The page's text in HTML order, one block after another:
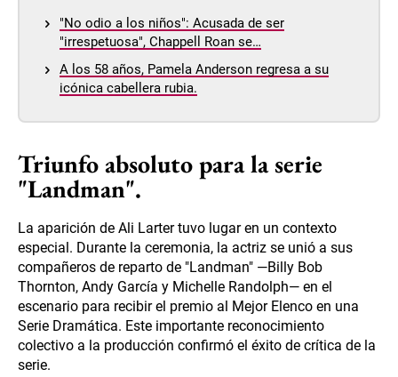
"No odio a los niños": Acusada de ser
"irrespetuosa", Chappell Roan se…
A los 58 años, Pamela Anderson regresa a su
icónica cabellera rubia.
Triunfo absoluto para la serie
"Landman".
La aparición de Ali Larter tuvo lugar en un contexto
especial. Durante la ceremonia, la actriz se unió a sus
compañeros de reparto de "Landman" —Billy Bob
Thornton, Andy García y Michelle Randolph— en el
escenario para recibir el premio al Mejor Elenco en una
Serie Dramática. Este importante reconocimiento
colectivo a la producción confirmó el éxito de crítica de la
serie.